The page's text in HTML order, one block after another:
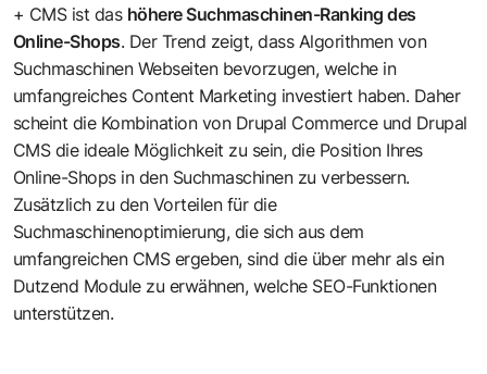
+ CMS ist das höhere Suchmaschinen-Ranking des
Online-Shops. Der Trend zeigt, dass Algorithmen von
Suchmaschinen Webseiten bevorzugen, welche in
umfangreiches Content Marketing investiert haben. Daher
scheint die Kombination von Drupal Commerce und Drupal
CMS die ideale Möglichkeit zu sein, die Position Ihres
Online-Shops in den Suchmaschinen zu verbessern.
Zusätzlich zu den Vorteilen für die
Suchmaschinenoptimierung, die sich aus dem
umfangreichen CMS ergeben, sind die über mehr als ein
Dutzend Module zu erwähnen, welche SEO-Funktionen
unterstützen.